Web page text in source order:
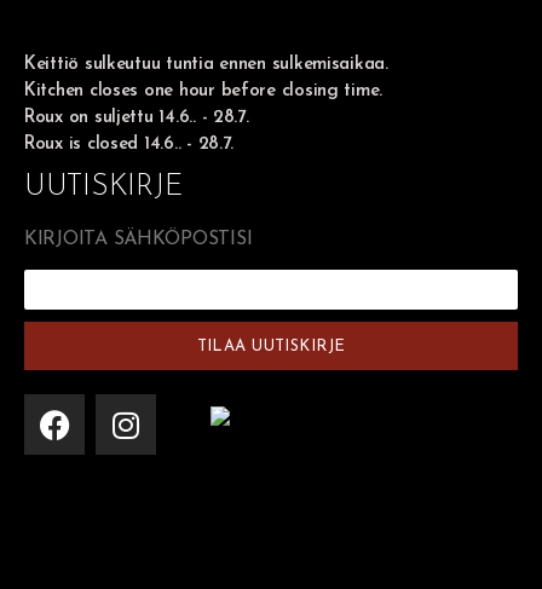
Keittiö sulkeutuu tuntia ennen sulkemisaikaa.
Kitchen closes one hour before closing time.
Roux on suljettu 14.6.. - 28.7.
Roux is closed 14.6.. - 28.7.
UUTISKIRJE
KIRJOITA SÄHKÖPOSTISI
TILAA UUTISKIRJE